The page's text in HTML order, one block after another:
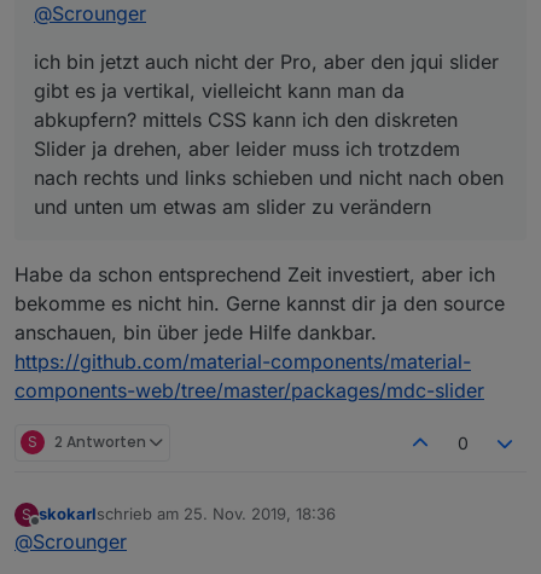
am slider zu verändern
@Scrounger
ich bin jetzt auch nicht der Pro, aber den jqui slider
gibt es ja vertikal, vielleicht kann man da
abkupfern? mittels CSS kann ich den diskreten
Slider ja drehen, aber leider muss ich trotzdem
nach rechts und links schieben und nicht nach oben
und unten um etwas am slider zu verändern
Habe da schon entsprechend Zeit investiert, aber ich
bekomme es nicht hin. Gerne kannst dir ja den source
anschauen, bin über jede Hilfe dankbar.
https://github.com/material-components/material-
components-web/tree/master/packages/mdc-slider
S 2 Antworten 0
S
Offline
skokarlschrieb am 25. Nov. 2019, 18:36
zuletzt editiert von
@Scrounger